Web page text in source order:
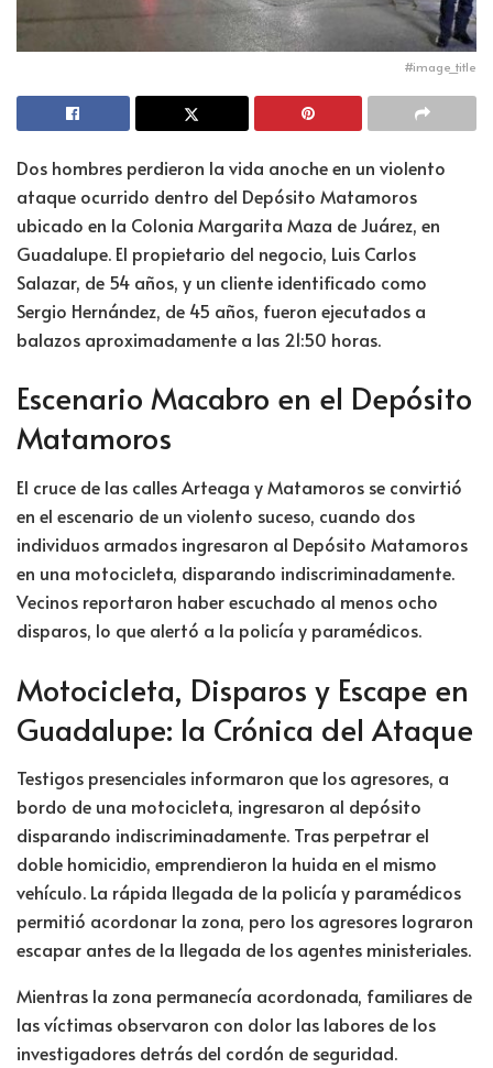
#image_title
Dos hombres perdieron la vida anoche en un violento
ataque ocurrido dentro del Depósito Matamoros
ubicado en la Colonia Margarita Maza de Juárez, en
Guadalupe. El propietario del negocio, Luis Carlos
Salazar, de 54 años, y un cliente identificado como
Sergio Hernández, de 45 años, fueron ejecutados a
balazos aproximadamente a las 21:50 horas.
Escenario Macabro en el Depósito
Matamoros
El cruce de las calles Arteaga y Matamoros se convirtió
en el escenario de un violento suceso, cuando dos
individuos armados ingresaron al Depósito Matamoros
en una motocicleta, disparando indiscriminadamente.
Vecinos reportaron haber escuchado al menos ocho
disparos, lo que alertó a la policía y paramédicos.
Motocicleta, Disparos y Escape en
Guadalupe: la Crónica del Ataque
Testigos presenciales informaron que los agresores, a
bordo de una motocicleta, ingresaron al depósito
disparando indiscriminadamente. Tras perpetrar el
doble homicidio, emprendieron la huida en el mismo
vehículo. La rápida llegada de la policía y paramédicos
permitió acordonar la zona, pero los agresores lograron
escapar antes de la llegada de los agentes ministeriales.
Mientras la zona permanecía acordonada, familiares de
las víctimas observaron con dolor las labores de los
investigadores detrás del cordón de seguridad.